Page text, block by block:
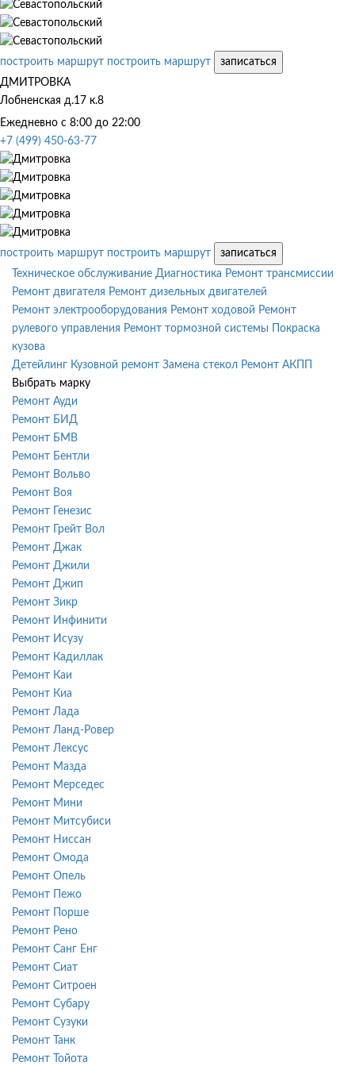
построить маршрут построить маршрут
записаться
ДМИТРОВКА
Лобненская д.17 к.8
Ежедневно с 8:00 до 22:00
+7 (499) 450-63-77
построить маршрут построить маршрут
записаться
Техническое обслуживание Диагностика Ремонт трансмиссии
Ремонт двигателя Ремонт дизельных двигателей
Ремонт электрооборудования Ремонт ходовой Ремонт
рулевого управления Ремонт тормозной системы
Покраска
кузова
Детейлинг Кузовной ремонт Замена стекол Ремонт АКПП
Выбрать марку
Ремонт Ауди
Ремонт БИД
Ремонт БМВ
Ремонт Бентли
Ремонт Вольво
Ремонт Воя
Ремонт Генезис
Ремонт Грейт Вол
Ремонт Джак
Ремонт Джили
Ремонт Джип
Ремонт Зикр
Ремонт Инфинити
Ремонт Исузу
Ремонт Кадиллак
Ремонт Каи
Ремонт Киа
Ремонт Лада
Ремонт Ланд-Ровер
Ремонт Лексус
Ремонт Мазда
Ремонт Мерседес
Ремонт Мини
Ремонт Митсубиси
Ремонт Ниссан
Ремонт Омода
Ремонт Опель
Ремонт Пежо
Ремонт Порше
Ремонт Рено
Ремонт Санг Енг
Ремонт Сиат
Ремонт Ситроен
Ремонт Субару
Ремонт Сузуки
Ремонт Танк
Ремонт Тойота